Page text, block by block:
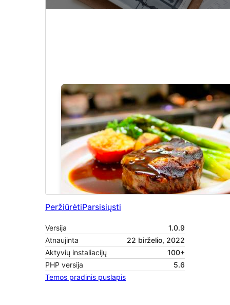
PeržiūrėtiParsisiųsti
Versija
1.0.9
Atnaujinta
22 birželio, 2022
Aktyvių instaliacijų
100+
PHP versija
5.6
Temos pradinis puslapis